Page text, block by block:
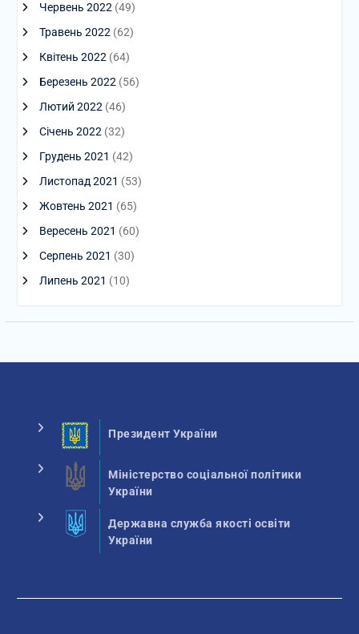
Червень 2022 (49)
Травень 2022 (62)
Квітень 2022 (64)
Березень 2022 (56)
Лютий 2022 (46)
Січень 2022 (32)
Грудень 2021 (42)
Листопад 2021 (53)
Жовтень 2021 (65)
Вересень 2021 (60)
Серпень 2021 (30)
Липень 2021 (10)
Президент України
Міністерство соціальної політики
України
Державна служба якості освіти
України